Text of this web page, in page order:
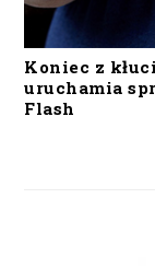
Koniec z
uruchamia
Flash